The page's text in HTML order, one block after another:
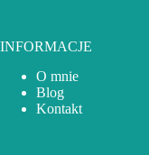
INFORMACJE
O mnie
Blog
Kontakt